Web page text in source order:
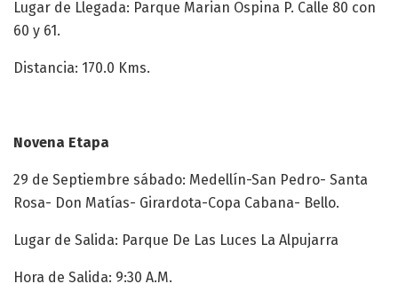
Lugar de Llegada: Parque Marian Ospina P. Calle 80 con
60 y 61.
Distancia: 170.0 Kms.
Novena Etapa
29 de Septiembre sábado: Medellín-San Pedro- Santa
Rosa- Don Matías- Girardota-Copa Cabana- Bello.
Lugar de Salida: Parque De Las Luces La Alpujarra
Hora de Salida: 9:30 A.M.